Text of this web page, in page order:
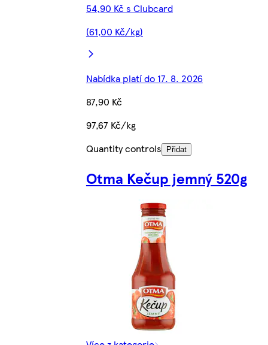
54,90 Kč s Clubcard
(61,00 Kč/kg)
Nabídka platí do 17. 8. 2026
87,90 Kč
97,67 Kč/kg
Quantity controls
Přidat
Otma Kečup jemný 520g